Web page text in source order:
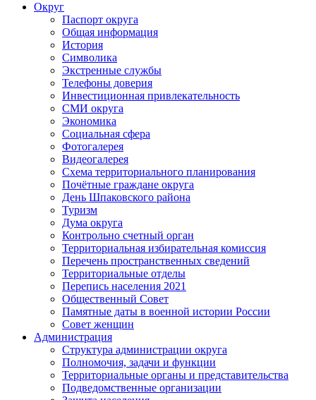
Округ
Паспорт округа
Общая информация
История
Символика
Экстренные службы
Телефоны доверия
Инвестиционная привлекательность
СМИ округа
Экономика
Социальная сфера
Фотогалерея
Видеогалерея
Схема территориального планирования
Почётные граждане округа
День Шпаковского района
Туризм
Дума округа
Контрольно счетный орган
Территориальная избирательная комиссия
Перечень пространственных сведений
Территориальные отделы
Перепись населения 2021
Общественный Совет
Памятные даты в военной истории России
Совет женщин
Администрация
Структура администрации округа
Полномочия, задачи и функции
Территориальные органы и представительства
Подведомственные организации